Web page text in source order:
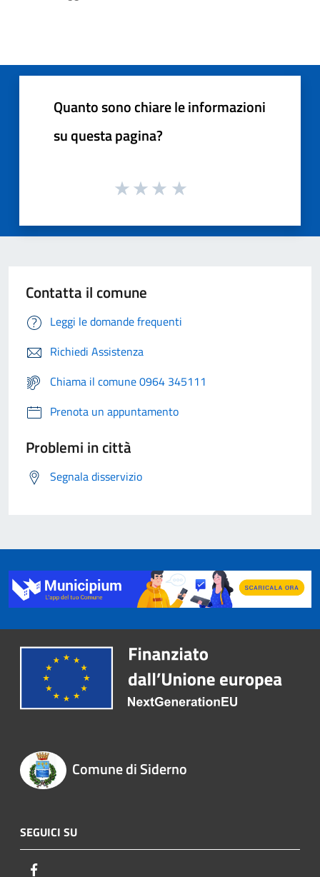
Quanto sono chiare le informazioni
su questa pagina?
Contatta il comune
Leggi le domande frequenti
Richiedi Assistenza
Chiama il comune 0964 345111
Prenota un appuntamento
Problemi in città
Segnala disservizio
Comune di Siderno
SEGUICI SU